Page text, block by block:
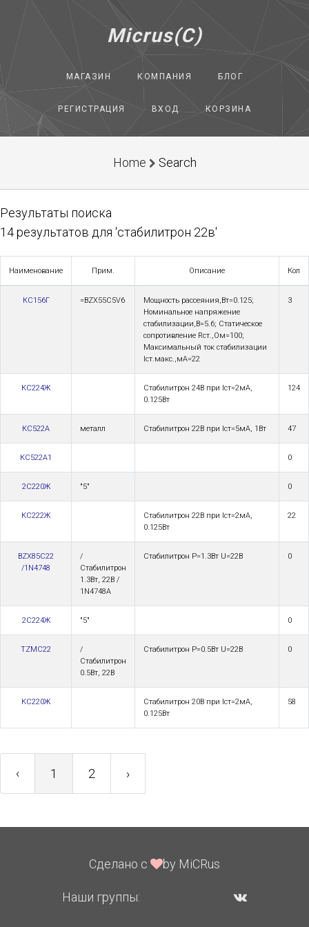
Micrus(C)
МАГАЗИН КОМПАНИЯ БЛОГ
РЕГИСТРАЦИЯ ВХОД КОРЗИНА
Home Search
Результаты поиска
14 результатов для 'стабилитрон 22в'
Наименование Прим. Описание Кол
КС156Г =BZX55C5V6
Мощность рассеяния,Вт=0.125;
Номинальное напряжение
стабилизации,В=5.6; Статическое
сопротивление Rст.,Ом=100;
Максимальный ток стабилизации
Iст.макс.,мА=22
3
КС224Ж
Стабилитрон 24В при Iст=2мА,
0.125Вт
124
КС522А металл Стабилитрон 22В при Iст=5мА, 1Вт 47
КС522А1 0
2С220Ж "5" 0
КС222Ж
Стабилитрон 22В при Iст=2мА,
0.125Вт
22
BZX85C22
/1N4748
/
Стабилитрон
1.3Вт, 22В /
1N4748A
Стабилитрон Р=1.3Вт U=22В 0
2С224Ж "5" 0
TZMC22
/
Стабилитрон
0.5Вт, 22В
Стабилитрон Р=0.5Вт U=22В 0
КС220Ж
Стабилитрон 20В при Iст=2мА,
0.125Вт
58
‹ 1 2 ›
Сделано с by MiCRus
Наши группы: